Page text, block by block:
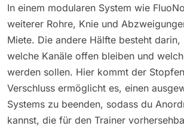
In einem modularen System wie
weiterer Rohre, Knie und
Miete. Die andere Hälfte besteht
welche Kanäle offen bleiben und
werden sollen. Hier kommt der
Verschluss ermöglicht es, einen
Systems zu beenden, sodass du
kannst, die für den Trainer